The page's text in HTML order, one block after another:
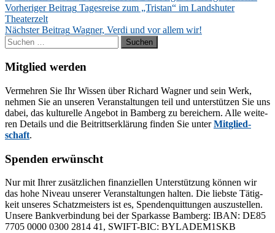
Beitragsnavigation
Vorheriger Beitrag Tagesreise zum „Tristan“ im Landshuter
Theaterzelt
Nächster Beitrag Wagner, Verdi und vor allem wir!
Suchen
nach:
Mitglied werden
Ver­meh­ren Sie Ihr Wis­sen über Ri­chard Wag­ner und sein Werk,
neh­men Sie an un­se­ren Ver­an­stal­tun­gen teil und un­ter­stüt­zen Sie uns
da­bei, das kul­tu­rel­le An­ge­bot in Bam­berg zu be­rei­chern. Alle wei­te­
ren De­tails und die Bei­tritts­er­klä­rung fin­den Sie un­terMit­glied­
schaft.
Spenden erwünscht
Nur mit Ih­rer zu­sätz­li­chen fi­nan­zi­el­len Un­ter­stüt­zung kön­nen wir
das hohe Ni­veau un­se­rer Ver­an­stal­tun­gen hal­ten. Die liebs­te Tä­tig­
keit un­se­res Schatz­meis­ters ist es, Spen­den­quit­tun­gen aus­zu­stel­len.
Un­se­re Bank­ver­bin­dung bei der Spar­kas­se Bam­berg: IBAN: DE85
7705 0000 0300 2814 41, SWIFT-BIC: BYLADEM1SKB